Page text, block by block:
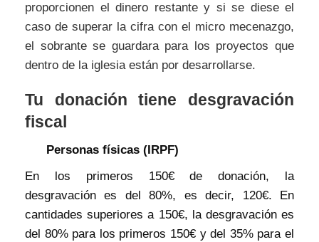
proporcionen el dinero restante y si se diese el
caso de superar la cifra con el micro mecenazgo,
el sobrante se guardara para los proyectos que
dentro de la iglesia están por desarrollarse.
Tu donación tiene desgravación
fiscal
Personas físicas (IRPF)
En los primeros 150€ de donación, la
desgravación es del 80%, es decir, 120€. En
cantidades superiores a 150€, la desgravación es
del 80% para los primeros 150€ y del 35% para el